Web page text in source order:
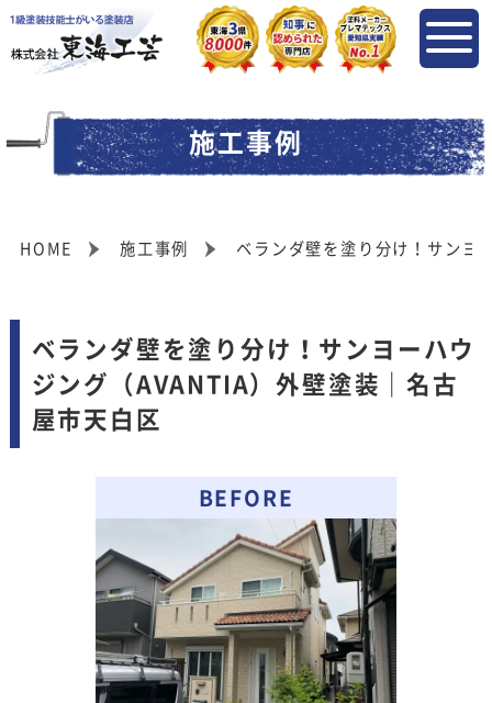
施工事例
HOME 施工事例 ベランダ壁を塗り分け！サンヨ
ベランダ壁を塗り分け！サンヨーハウ
ジング（AVANTIA）外壁塗装｜名古
屋市天白区
BEFORE